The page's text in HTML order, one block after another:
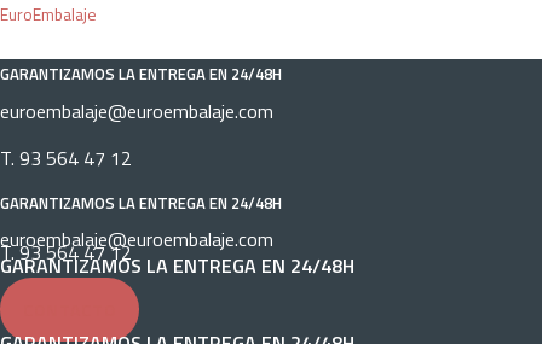
Ir
contenido
EuroEmbalaje
GARANTIZAMOS LA ENTREGA EN 24/48H
euroembalaje@euroembalaje.com
T. 93 564 47 12
GARANTIZAMOS LA ENTREGA EN 24/48H
euroembalaje@euroembalaje.com
T. 93 564 47 12
GARANTIZAMOS LA ENTREGA EN 24/48H